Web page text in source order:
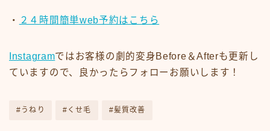
・ ２４時間簡単web予約はこちら
Instagramではお客様の劇的変身Before＆Afterも更新し
ていますので、良かったらフォローお願いします！
#うねり #くせ毛 #髪質改善